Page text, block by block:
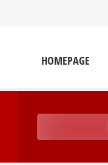
HOMEPAGE